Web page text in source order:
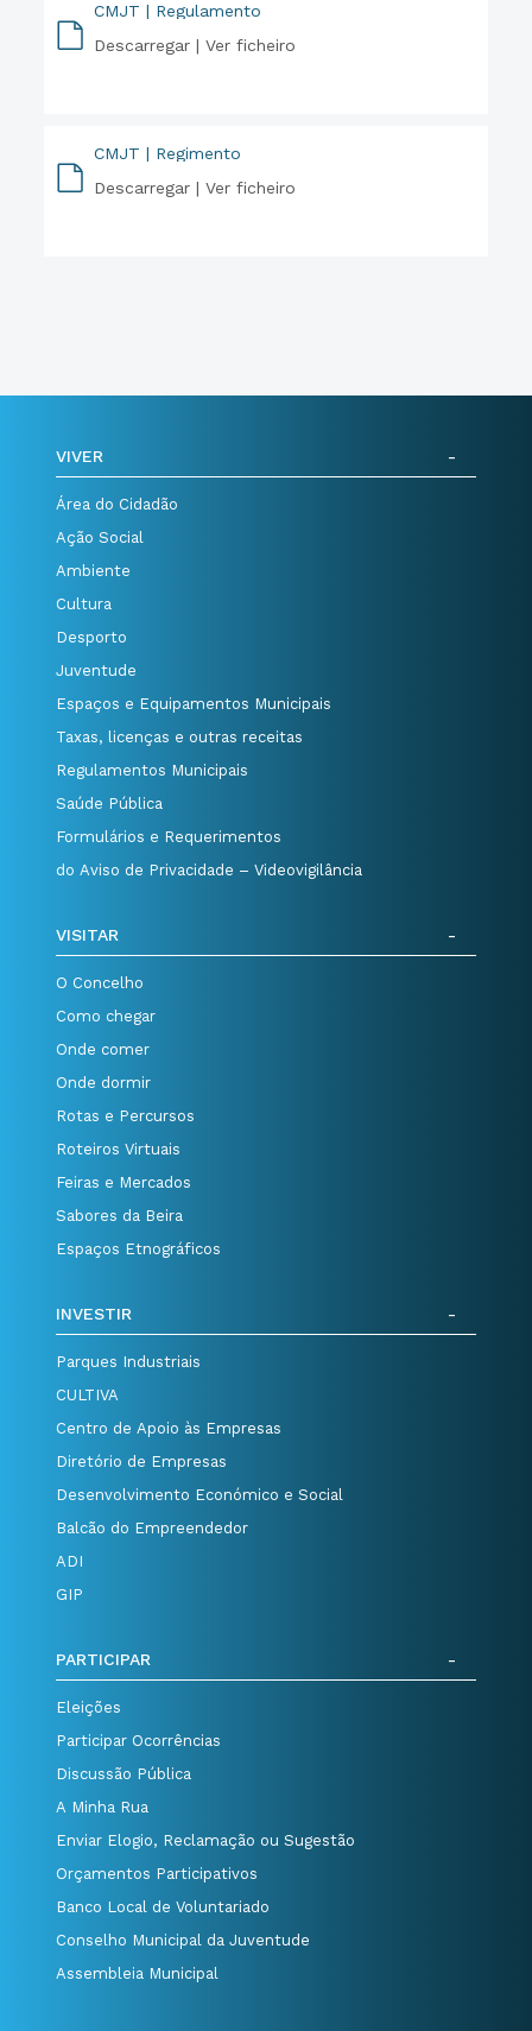
CMJT | Regulamento
Descarregar |Ver ficheiro
CMJT | Regimento
Descarregar |Ver ficheiro
VIVER
Área do Cidadão
Ação Social
Ambiente
Cultura
Desporto
Juventude
Espaços e Equipamentos Municipais
Taxas, licenças e outras receitas
Regulamentos Municipais
Saúde Pública
Formulários e Requerimentos
do Aviso de Privacidade – Videovigilância
VISITAR
O Concelho
Como chegar
Onde comer
Onde dormir
Rotas e Percursos
Roteiros Virtuais
Feiras e Mercados
Sabores da Beira
Espaços Etnográficos
INVESTIR
Parques Industriais
CULTIVA
Centro de Apoio às Empresas
Diretório de Empresas
Desenvolvimento Económico e Social
Balcão do Empreendedor
ADI
GIP
PARTICIPAR
Eleições
Participar Ocorrências
Discussão Pública
A Minha Rua
Enviar Elogio, Reclamação ou Sugestão
Orçamentos Participativos
Banco Local de Voluntariado
Conselho Municipal da Juventude
Assembleia Municipal